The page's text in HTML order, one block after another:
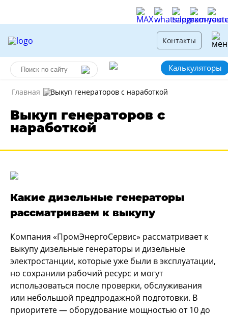
Контакты
Калькуляторы
Главная Выкуп генераторов с наработкой
Выкуп генераторов с
наработкой
Какие дизельные генераторы
рассматриваем к выкупу
Компания «ПромЭнергоСервис» рассматривает к
выкупу дизельные генераторы и дизельные
электростанции, которые уже были в эксплуатации,
но сохранили рабочий ресурс и могут
использоваться после проверки, обслуживания
или небольшой предпродажной подготовки. В
приоритете — оборудование мощностью от 10 до